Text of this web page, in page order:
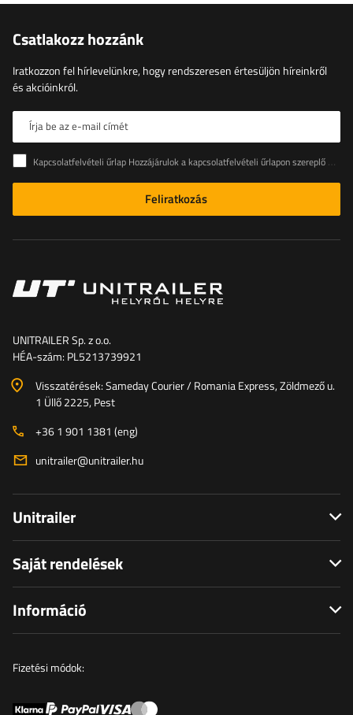
Csatlakozz hozzánk
Iratkozzon fel hírlevelünkre, hogy rendszeresen értesüljön híreinkről
és akcióinkról.
Írja be az e-mail címét
Kapcsolatfelvételi űrlap Hozzájárulok a kapcsolatfelvételi űrlapon szereplő személyes adataimnak az Európai Parlament és a Tanács (EU) rendeletével összhangban történő kezeléséhez
Feliratkozás
UNITRAILER Sp. z o.o.
HÉA-szám: PL5213739921
Visszatérések: Sameday Courier / Romania Express, Zöldmező u.
1 Üllő 2225, Pest
+36 1 901 1381 (eng)
unitrailer@unitrailer.hu
Unitrailer
Saját rendelések
Információ
Fizetési módok: